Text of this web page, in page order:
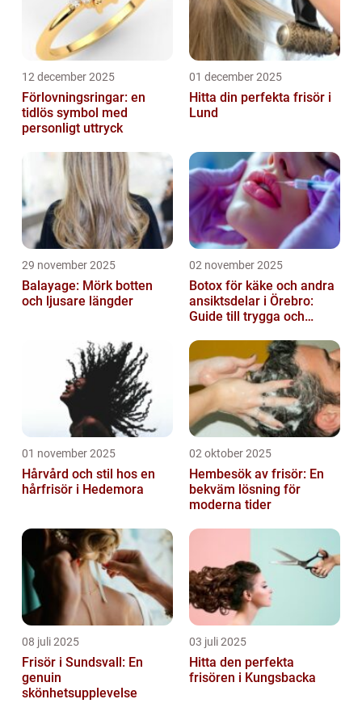
12 december 2025
Förlovningsringar: en
tidlös symbol med
personligt uttryck
01 december 2025
Hitta din perfekta frisör i
Lund
29 november 2025
Balayage: Mörk botten
och ljusare längder
02 november 2025
Botox för käke och andra
ansiktsdelar i Örebro:
Guide till trygga och
01 november 2025
Hårvård och stil hos en
hårfrisör i Hedemora
02 oktober 2025
Hembesök av frisör: En
bekväm lösning för
moderna tider
08 juli 2025
Frisör i Sundsvall: En
genuin
skönhetsupplevelse
03 juli 2025
Hitta den perfekta
frisören i Kungsbacka